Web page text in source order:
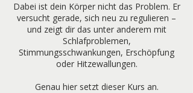
Dabei ist dein Körper nicht das Problem. Er
versucht gerade, sich neu zu regulieren –
und zeigt dir das unter anderem mit
Schlafproblemen,
Stimmungsschwankungen, Erschöpfung
oder Hitzewallungen.
Genau hier setzt dieser Kurs an.